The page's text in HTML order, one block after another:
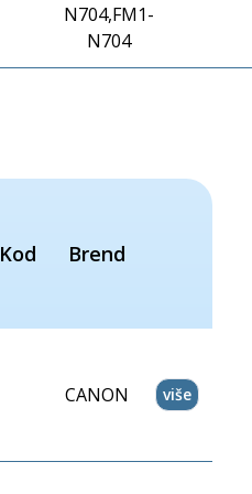
N704,FM1-
N704
Kod Brend
CANON više